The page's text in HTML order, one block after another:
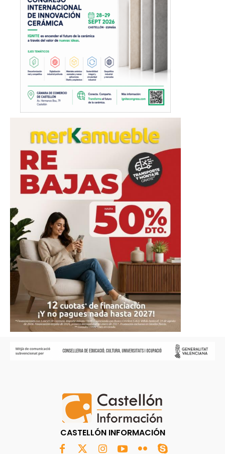
CASTELLÓN INFORMACIÓN